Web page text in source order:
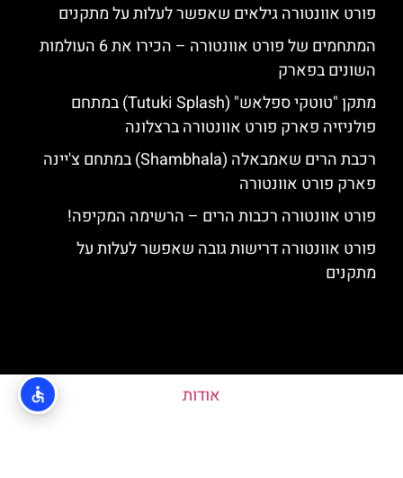
פורט אוונטורה גילאים שאפשר לעלות על מתקנים
המתחמים של פורט אוונטורה – הכירו את 6 העולמות
השונים בפארק
מתקן "טוטקי ספלאש" (Tutuki Splash) במתחם
פולניזיה פארק פורט אוונטורה ברצלונה
רכבת הרים שאמבאלה (Shambhala) במתחם צ'יינה
פארק פורט אוונטורה
פורט אוונטורה רכבות הרים – הרשימה המקיפה!
פורט אוונטורה דרישות גובה שאפשר לעלות על
מתקנים
אודות